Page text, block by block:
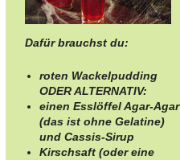
Dafür brauchst du:
roten Wackelpudding
ODER ALTERNATIV:
einen Esslöffel Agar-Agar
(das ist ohne Gelatine)
und Cassis-Sirup
Kirschsaft (oder eine